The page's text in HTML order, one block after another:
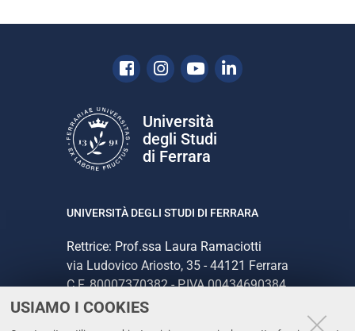
USIAMO I COOKIES
Facebook
Instagram
YoutubeLinkedin
Università
degli Studi
di Ferrara
UNIVERSITÀ DEGLI STUDI DI FERRARA
Rettrice: Prof.ssa Laura Ramaciotti
via Ludovico Ariosto, 35 - 44121 Ferrara
C.F. 80007370382 - P.IVA 00434690384